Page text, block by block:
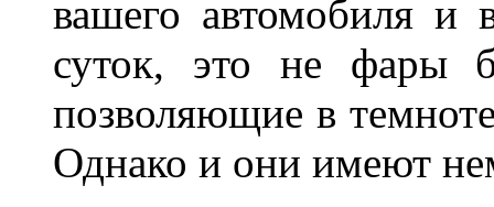
вашего автомобиля и
суток, это не фары
позволяющие в
Однако и они имеют